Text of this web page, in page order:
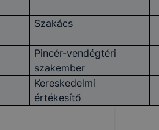
Szakács
Pincér-vendégtéri
szakember
Kereskedelmi
értékesítő